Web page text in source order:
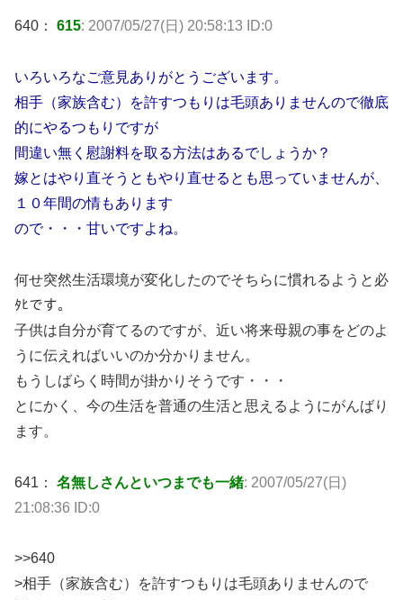
640： 615: 2007/05/27(日) 20:58:13 ID:0
いろいろなご意見ありがとうございます。
相手（家族含む）を許すつもりは毛頭ありませんので徹底
的にやるつもりですが
間違い無く慰謝料を取る方法はあるでしょうか？
嫁とはやり直そうともやり直せるとも思っていませんが、
１０年間の情もあります
ので・・・甘いですよね。
何せ突然生活環境が変化したのでそちらに慣れるようと必
ﾀﾋです。
子供は自分が育てるのですが、近い将来母親の事をどのよ
うに伝えればいいのか分かりません。
もうしばらく時間が掛かりそうです・・・
とにかく、今の生活を普通の生活と思えるようにがんばり
ます。
641： 名無しさんといつまでも一緒: 2007/05/27(日)
21:08:36 ID:0
>>640
>相手（家族含む）を許すつもりは毛頭ありませんので